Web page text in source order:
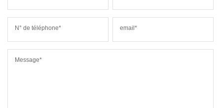
N° de téléphone* email*
Message*